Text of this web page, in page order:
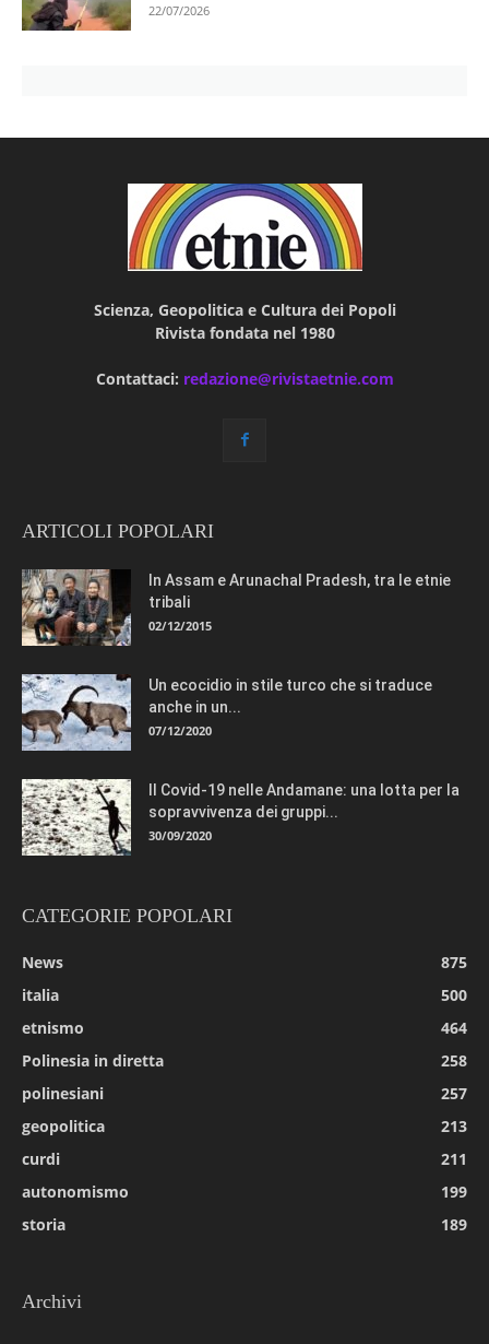
22/07/2026
Scienza, Geopolitica e Cultura dei Popoli
Rivista fondata nel 1980
Contattaci: redazione@rivistaetnie.com
ARTICOLI POPOLARI
In Assam e Arunachal Pradesh, tra le etnie
tribali
02/12/2015
Un ecocidio in stile turco che si traduce
anche in un...
07/12/2020
Il Covid-19 nelle Andamane: una lotta per la
sopravvivenza dei gruppi...
30/09/2020
CATEGORIE POPOLARI
News
875
italia
500
etnismo
464
Polinesia in diretta
258
polinesiani
257
geopolitica
213
curdi
211
autonomismo
199
storia
189
Archivi